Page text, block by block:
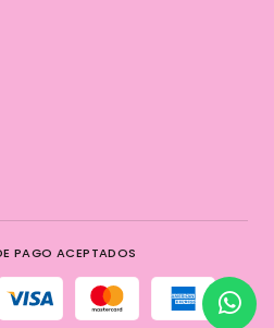
PAGO ACEPTADOS